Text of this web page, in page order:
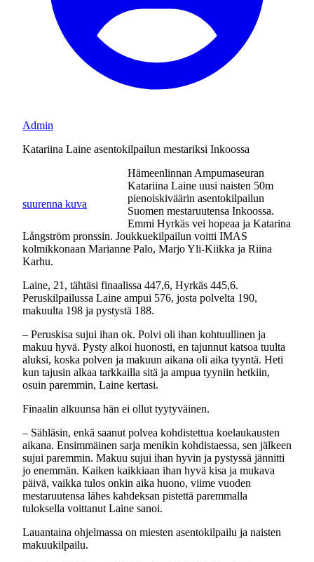
Admin
Katariina Laine asentokilpailun mestariksi Inkoossa
suurenna kuva
Hämeenlinnan Ampumaseuran
Katariina Laine uusi naisten 50m
pienoiskiväärin asentokilpailun
Suomen mestaruutensa Inkoossa.
Emmi Hyrkäs vei hopeaa ja Katarina
Långström pronssin. Joukkuekilpailun voitti IMAS
kolmikkonaan Marianne Palo, Marjo Yli-Kiikka ja Riina
Karhu.
Laine, 21, tähtäsi finaalissa 447,6, Hyrkäs 445,6.
Peruskilpailussa Laine ampui 576, josta polvelta 190,
makuulta 198 ja pystystä 188.
– Peruskisa sujui ihan ok. Polvi oli ihan kohtuullinen ja
makuu hyvä. Pysty alkoi huonosti, en tajunnut katsoa tuulta
aluksi, koska polven ja makuun aikana oli aika tyyntä. Heti
kun tajusin alkaa tarkkailla sitä ja ampua tyyniin hetkiin,
osuin paremmin, Laine kertasi.
Finaalin alkuunsa hän ei ollut tyytyväinen.
– Sähläsin, enkä saanut polvea kohdistettua koelaukausten
aikana. Ensimmäinen sarja menikin kohdistaessa, sen jälkeen
sujui paremmin. Makuu sujui ihan hyvin ja pystyssä jännitti
jo enemmän. Kaiken kaikkiaan ihan hyvä kisa ja mukava
päivä, vaikka tulos onkin aika huono, viime vuoden
mestaruutensa lähes kahdeksan pistettä paremmalla
tuloksella voittanut Laine sanoi.
Lauantaina ohjelmassa on miesten asentokilpailu ja naisten
makuukilpailu.